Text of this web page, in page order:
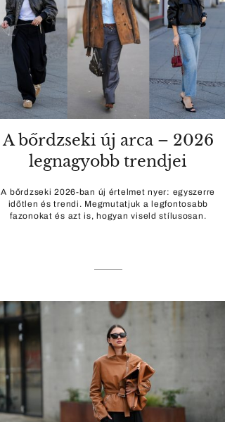
A bőrdzseki új arca – 2026
legnagyobb trendjei
A bőrdzseki 2026-ban új értelmet nyer: egyszerre
időtlen és trendi. Megmutatjuk a legfontosabb
fazonokat és azt is, hogyan viseld stílusosan.